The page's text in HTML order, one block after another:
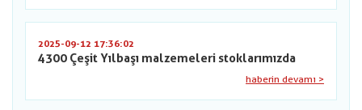
2025-09-12 17:36:02
4300 Çeşit Yılbaşı malzemeleri stoklarımızda
haberin devamı >